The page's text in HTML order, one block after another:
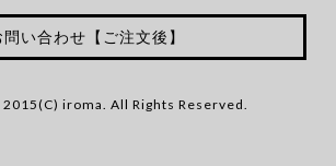
問い合わせ【ご注文後】
iroma. All Rights Reserved.